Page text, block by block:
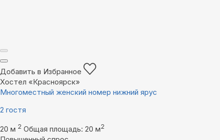
Добавить в Избранное
Хостел «Красноярск»
Многоместный женский номер нижний ярус
2 гостя
20 м 2 Общая площадь: 20 м2